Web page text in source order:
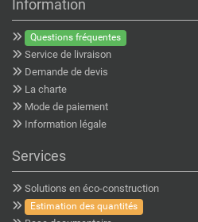
Information
Questions fréquentes
Service de livraison
Demande de devis
La charte
Mode de paiement
Information légale
Services
Solutions en éco-construction
Estimation des quantités